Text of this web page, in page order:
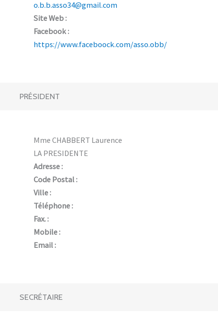
o.b.b.asso34@gmail.com
Site Web :
Facebook :
https://www.faceboock.com/asso.obb/
PRÉSIDENT
Mme CHABBERT Laurence
LA PRESIDENTE
Adresse :
Code Postal :
Ville :
Téléphone :
Fax. :
Mobile :
Email :
SECRÉTAIRE